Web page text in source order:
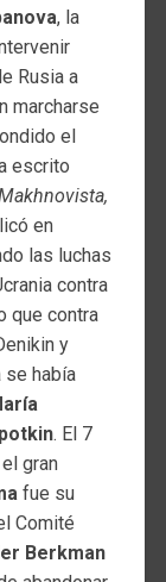
, la
Rusia a
marcharse
el
escrito
en
las luchas
contra
que contra
y
se había
. El 7
gran
fue su
Comité
Berkman